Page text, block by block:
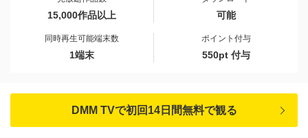
15,000作品以上 可能
同時再生可能端末数
1端末
ポイント付与
550pt 付与
DMM TVで初回14日間無料で観る